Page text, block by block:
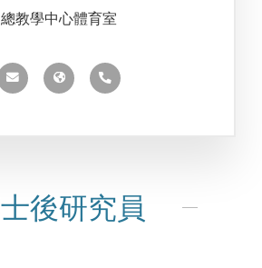
總教學中心體育室
後研究員